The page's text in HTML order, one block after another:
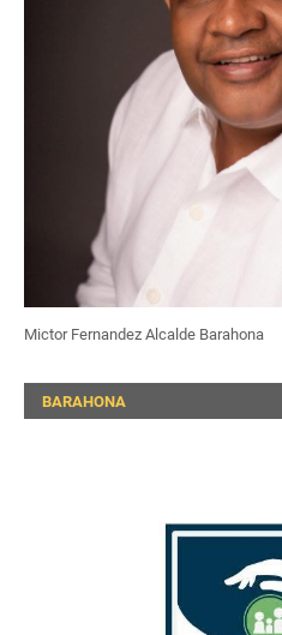
Mictor Fernandez Alcalde Barahona
BARAHONA